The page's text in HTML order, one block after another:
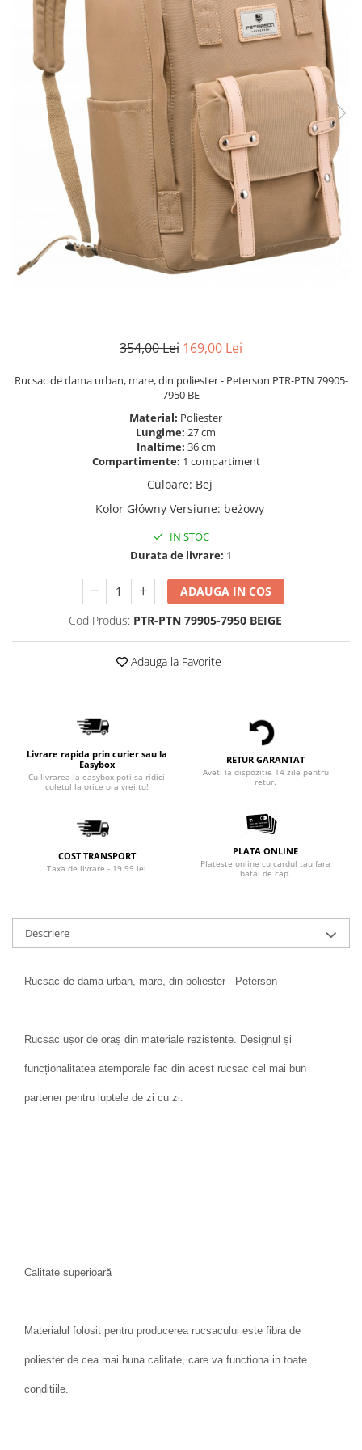
354,00 Lei 169,00 Lei
Rucsac de dama urban, mare, din poliester - Peterson PTR-PTN 79905-
7950 BE
Material: Poliester
Lungime: 27 cm
Inaltime: 36 cm
Compartimente: 1 compartiment
Culoare: Bej
Kolor Główny Versiune: beżowy
IN STOC
Durata de livrare: 1
ADAUGA IN COS
Cod Produs: PTR-PTN 79905-7950 BEIGE
Adauga la Favorite
Livrare rapida prin curier sau la
Easybox
Cu livrarea la easybox poti sa ridici
coletul la orice ora vrei tu!
RETUR GARANTAT
Aveti la dispozitie 14 zile pentru
retur.
COST TRANSPORT
Taxa de livrare - 19.99 lei
PLATA ONLINE
Plateste online cu cardul tau fara
batai de cap.
Descriere
Rucsac de dama urban, mare, din poliester - Peterson
Rucsac ușor de oraș din materiale rezistente. Designul și
funcționalitatea atemporale fac din acest rucsac cel mai bun
partener pentru luptele de zi cu zi.
Calitate superioară
Materialul folosit pentru producerea rucsacului este fibra de
poliester de cea mai buna calitate, care va functiona in toate
conditiile.